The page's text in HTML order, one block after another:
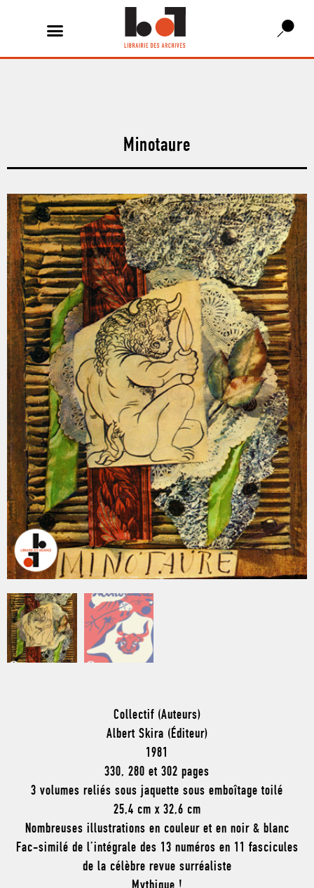
Minotaure
Collectif (Auteurs)
Albert Skira (Éditeur)
1981
330, 280 et 302 pages
3 volumes reliés sous jaquette sous emboîtage toilé
25,4 cm x 32,6 cm
Nombreuses illustrations en couleur et en noir & blanc
Fac-similé de l’intégrale des 13 numéros en 11 fascicules
de la célèbre revue surréaliste